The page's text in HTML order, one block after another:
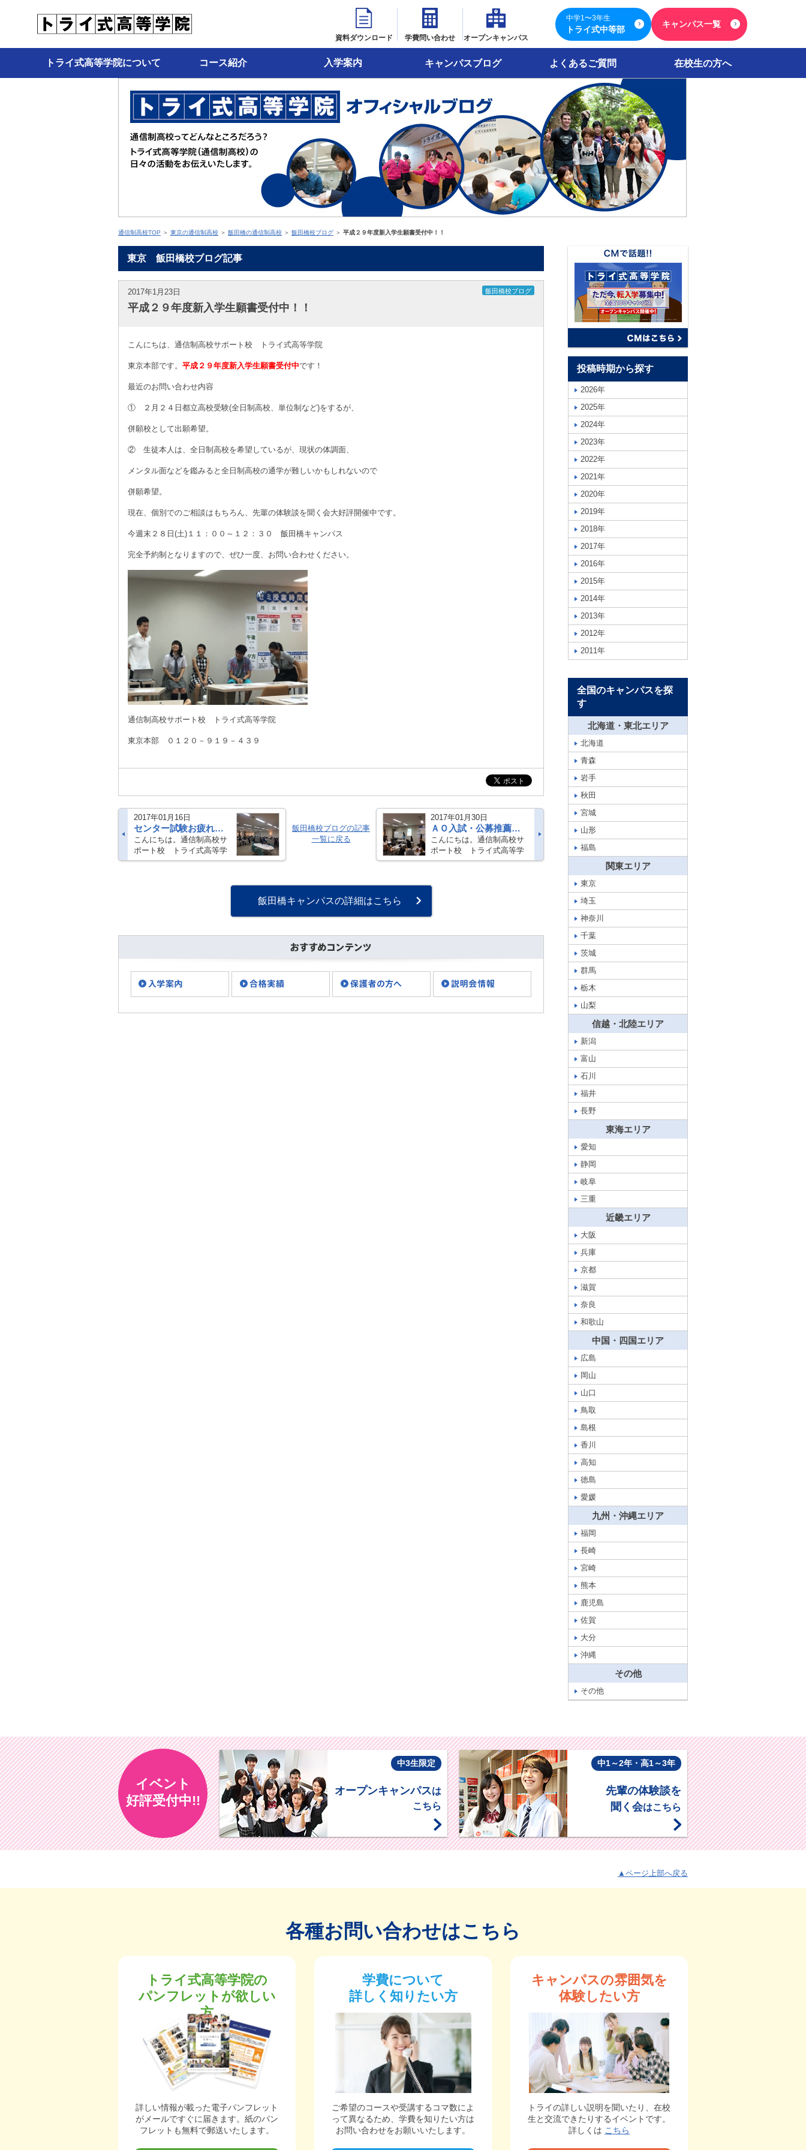
資料ダウンロード 学費問い合わせ オープンキャンパス
中学1〜3年生
トライ式中等部
キャンパス一覧
トライ式高等学院について コース紹介 入学案内 キャンパスブログ よくあるご質問 在校生の方へ
通信制高校TOP ＞ 東京の通信制高校 ＞ 飯田橋の通信制高校 ＞ 飯田橋校ブログ ＞ 平成２９年度新入学生願書受付中！！
東京 飯田橋校ブログ記事
2017年1月23日 飯田橋校ブログ
平成２９年度新入学生願書受付中！！
こんにちは、通信制高校サポート校 トライ式高等学院
東京本部です。 平成２９年度新入学生願書受付中です！
最近のお問い合わせ内容
① ２月２４日都立高校受験(全日制高校、単位制など)をするが、
併願校として出願希望。
② 生徒本人は、全日制高校を希望しているが、現状の体調面、
メンタル面などを鑑みると全日制高校の通学が難しいかもしれないので
併願希望。
現在、個別でのご相談はもちろん、先輩の体験談を聞く会大好評開催中です。
今週末２８日(土)１１：００～１２：３０ 飯田橋キャンパス
完全予約制となりますので、ぜひ一度、お問い合わせください。
通信制高校サポート校 トライ式高等学院
東京本部 ０１２０－９１９－４３９
2017年01月16日
センター試験お疲れ様！
こんにちは。通信制高校サ
ポート校 トライ式高等学
院 東京です。昨日はセンタ
飯田橋校ブログの記事
一覧に戻る
2017年01月30日
ＡＯ入試・公募推薦合格の秘密。
こんにちは。通信制高校サ
ポート校 トライ式高等学
院 東京本部です。今年度、
策学部 ・・・
飯田橋キャンパスの詳細はこちら
投稿時期から探す
2026年
2025年
2024年
2023年
2022年
2021年
2020年
2019年
2018年
2017年
2016年
2015年
2014年
2013年
2012年
2011年
全国のキャンパスを探
す
北海道・東北エリア
北海道
青森
岩手
秋田
宮城
山形
福島
関東エリア
東京
埼玉
神奈川
千葉
茨城
群馬
栃木
山梨
信越・北陸エリア
新潟
富山
石川
福井
長野
東海エリア
愛知
静岡
岐阜
三重
近畿エリア
大阪
兵庫
京都
滋賀
奈良
和歌山
中国・四国エリア
広島
岡山
山口
鳥取
島根
香川
高知
徳島
愛媛
九州・沖縄エリア
福岡
長崎
宮崎
熊本
鹿児島
佐賀
大分
沖縄
その他
その他
イベント
好評受付中!!
中3生限定
オープンキャンパスは
こちら
中1～2年・高1～3年
先輩の体験談を
聞く会はこちら
▲ページ上部へ戻る
各種お問い合わせはこちら
トライ式高等学院の
パンフレットが欲しい
方
詳しい情報が載った電子パンフレット
がメールですぐに届きます。紙のパン
フレットも無料で郵送いたします。
学費について
詳しく知りたい方
ご希望のコースや受講するコマ数によ
って異なるため、学費を知りたい方は
お問い合わせをお願いいたします。
キャンパスの雰囲気を
体験したい方
トライの詳しい説明を聞いたり、在校
生と交流できたりするイベントです。
詳しくは こちら